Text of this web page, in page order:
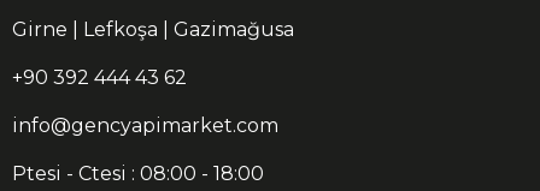
Girne | Lefkoşa | Gazimağusa
+90 392 444 43 62
info@gencyapimarket.com
Ptesi - Ctesi : 08:00 - 18:00